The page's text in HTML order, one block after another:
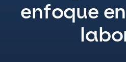
enfoque